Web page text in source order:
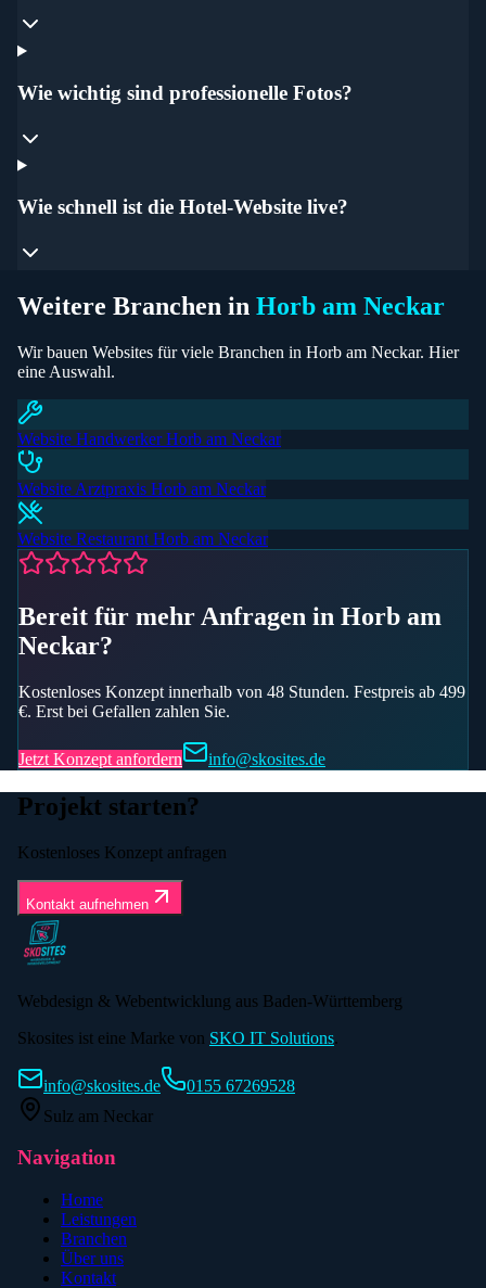
Wie wichtig sind professionelle Fotos?
Wie schnell ist die Hotel-Website live?
Weitere Branchen in Horb am Neckar
Wir bauen Websites für viele Branchen in Horb am Neckar. Hier
eine Auswahl.
Website Handwerker Horb am Neckar
Website Arztpraxis Horb am Neckar
Website Restaurant Horb am Neckar
Bereit für mehr Anfragen in Horb am
Neckar?
Kostenloses Konzept innerhalb von 48 Stunden. Festpreis ab 499
€. Erst bei Gefallen zahlen Sie.
Jetzt Konzept anfordern info@skosites.de
Projekt starten?
Kostenloses Konzept anfragen
Kontakt aufnehmen
Webdesign & Webentwicklung aus Baden-Württemberg
Skosites ist eine Marke von SKO IT Solutions.
info@skosites.de
0155 67269528
Sulz am Neckar
Navigation
Home
Leistungen
Branchen
Über uns
Kontakt